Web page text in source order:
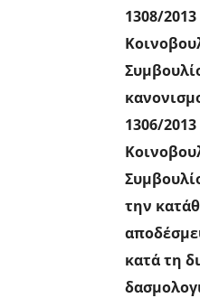
1308/
1306/
την
κατά τη